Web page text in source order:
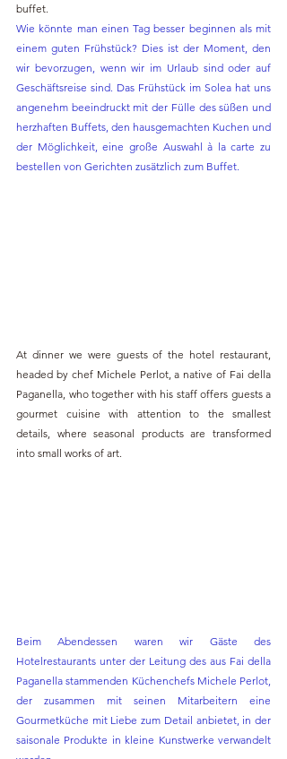
buffet.
Wie könnte man einen Tag besser beginnen als mit
einem guten Frühstück? Dies ist der Moment, den
wir bevorzugen, wenn wir im Urlaub sind oder auf
Geschäftsreise sind. Das Frühstück im Solea hat uns
angenehm beeindruckt mit der Fülle des süßen und
herzhaften Buffets, den hausgemachten Kuchen und
der Möglichkeit, eine große Auswahl à la carte zu
bestellen von Gerichten zusätzlich zum Buffet.
At dinner we were guests of the hotel restaurant,
headed by chef Michele Perlot, a native of Fai della
Paganella, who together with his staff offers guests a
gourmet cuisine with attention to the smallest
details, where seasonal products are transformed
into small works of art.
Beim Abendessen waren wir Gäste des
Hotelrestaurants unter der Leitung des aus Fai della
Paganella stammenden Küchenchefs Michele Perlot,
der zusammen mit seinen Mitarbeitern eine
Gourmetküche mit Liebe zum Detail anbietet, in der
saisonale Produkte in kleine Kunstwerke verwandelt